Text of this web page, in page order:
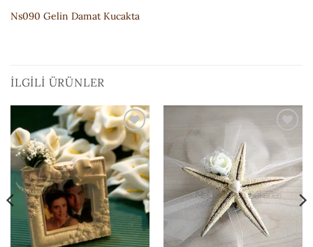
Ns090 Gelin Damat Kucakta
İLGILI ÜRÜNLER
ISTEK
LISTESI'NE
EKLE
LISTESI'NE
EKLE